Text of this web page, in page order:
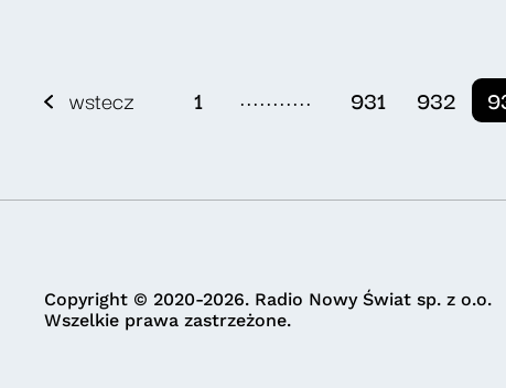
wstecz 1 ........... 931 932
Copyright © 2020-2026. Radio Nowy Świat sp. z o.o.
Wszelkie prawa zastrzeżone.